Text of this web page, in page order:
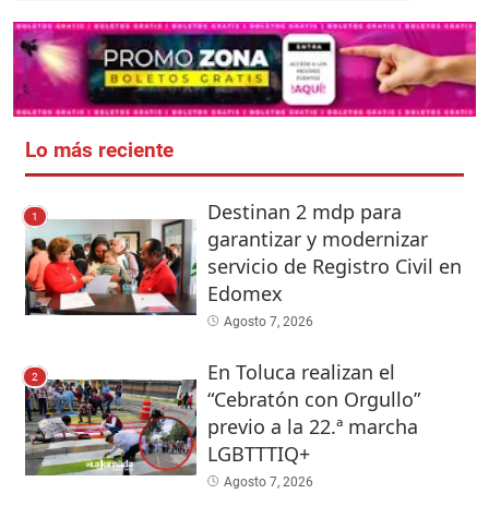
Lo más reciente
1
Destinan 2 mdp para
garantizar y modernizar
servicio de Registro Civil en
Edomex
Agosto 7, 2026
2
En Toluca realizan el
“Cebratón con Orgullo”
previo a la 22.ª marcha
LGBTTTIQ+
Agosto 7, 2026